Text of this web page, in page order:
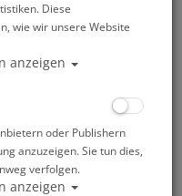
Diese
wie wir unsere Website
anzeigen
oder Publishern
anzuzeigen. Sie tun dies,
verfolgen.
anzeigen